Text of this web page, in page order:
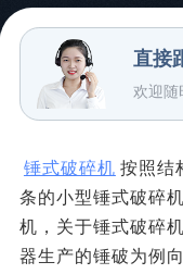
直接
欢迎随
锤式破碎机 按照结
条的小型锤式破碎
机，关于锤式破碎
器生产的锤破为例